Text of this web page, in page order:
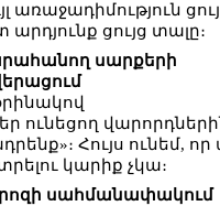
առաջադիմություն
ցույց տալը։
սարքերի
ունեցող
Հույս ունեմ, որ
կարիք չկա։
սահմանափակում